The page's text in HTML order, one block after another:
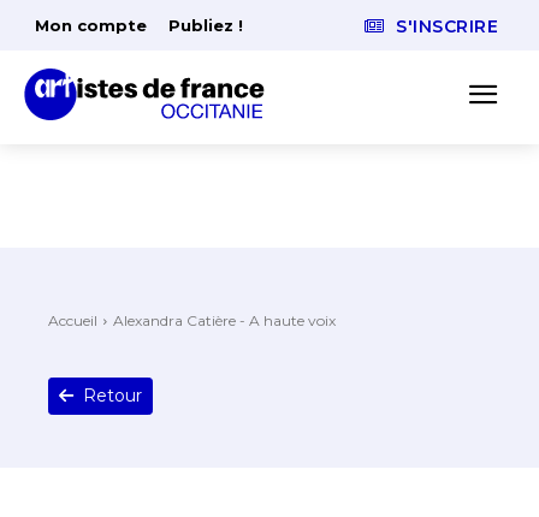
Mon compte Publiez ! S'INSCRIRE
Accueil Alexandra Catière - A haute voix
Retour